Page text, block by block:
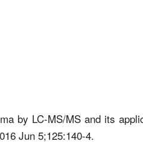
by LC-MS/MS and its
Jun 5;125:140-4.